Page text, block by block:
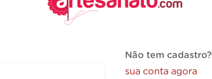
Não tem cadastro?
sua conta agora